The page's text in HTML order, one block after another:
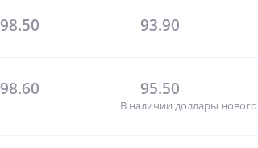
98.50 93.90
98.60 95.50
В наличии доллары